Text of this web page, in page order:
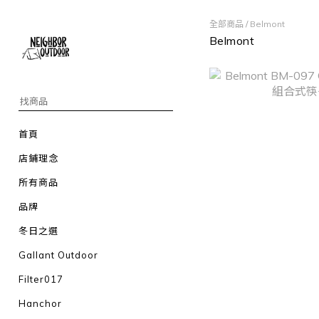
首頁
店鋪理念
所有商品
品牌
冬日之選
Gallant Outdoor
Filter017
Hanchor
全部商品 / Belmont
Belmont